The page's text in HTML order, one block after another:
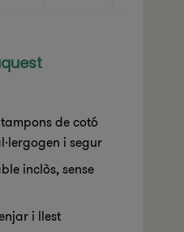
de cotó
i segur
inclòs, sense
i llest